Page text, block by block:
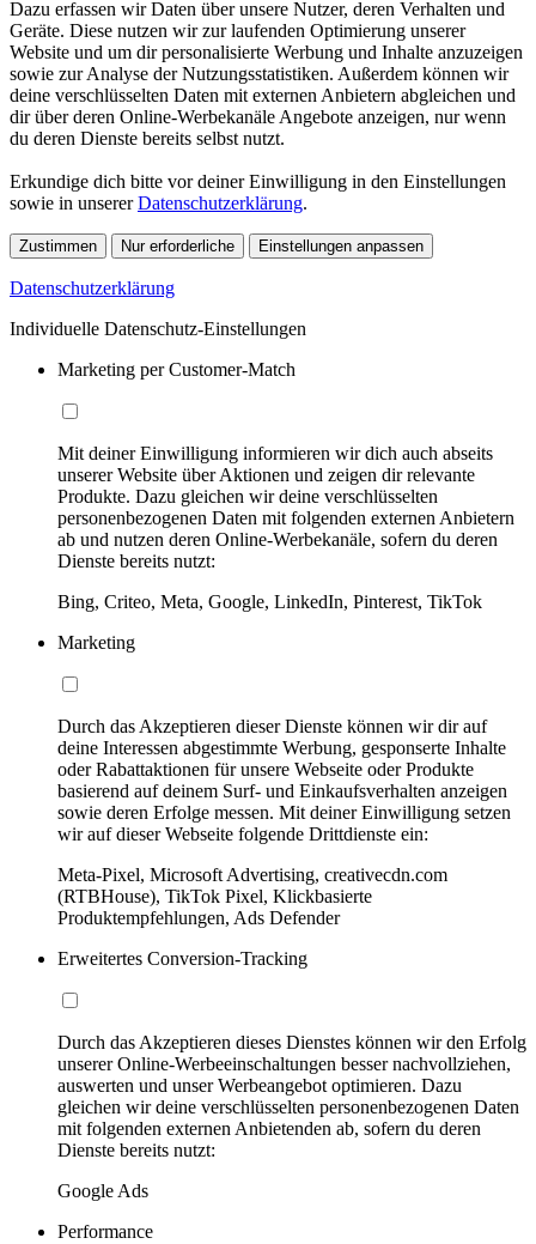
Dazu erfassen wir Daten über unsere Nutzer, deren Verhalten und
Geräte. Diese nutzen wir zur laufenden Optimierung unserer
Website und um dir personalisierte Werbung und Inhalte anzuzeigen
sowie zur Analyse der Nutzungsstatistiken. Außerdem können wir
deine verschlüsselten Daten mit externen Anbietern abgleichen und
dir über deren Online-Werbekanäle Angebote anzeigen, nur wenn
du deren Dienste bereits selbst nutzt.
Erkundige dich bitte vor deiner Einwilligung in den Einstellungen
sowie in unsererDatenschutzerklärung.
Zustimmen Nur erforderliche Einstellungen anpassen
Datenschutzerklärung
Individuelle Datenschutz-Einstellungen
Marketing per Customer-Match
Mit deiner Einwilligung informieren wir dich auch abseits
unserer Website über Aktionen und zeigen dir relevante
Produkte. Dazu gleichen wir deine verschlüsselten
personenbezogenen Daten mit folgenden externen Anbietern
ab und nutzen deren Online-Werbekanäle, sofern du deren
Dienste bereits nutzt:
Bing, Criteo, Meta, Google, LinkedIn, Pinterest, TikTok
Marketing
Durch das Akzeptieren dieser Dienste können wir dir auf
deine Interessen abgestimmte Werbung, gesponserte Inhalte
oder Rabattaktionen für unsere Webseite oder Produkte
basierend auf deinem Surf- und Einkaufsverhalten anzeigen
sowie deren Erfolge messen. Mit deiner Einwilligung setzen
wir auf dieser Webseite folgende Drittdienste ein:
Meta-Pixel, Microsoft Advertising, creativecdn.com
(RTBHouse), TikTok Pixel, Klickbasierte
Produktempfehlungen, Ads Defender
Erweitertes Conversion-Tracking
Durch das Akzeptieren dieses Dienstes können wir den Erfolg
unserer Online-Werbeeinschaltungen besser nachvollziehen,
auswerten und unser Werbeangebot optimieren. Dazu
gleichen wir deine verschlüsselten personenbezogenen Daten
mit folgenden externen Anbietenden ab, sofern du deren
Dienste bereits nutzt:
Google Ads
Performance